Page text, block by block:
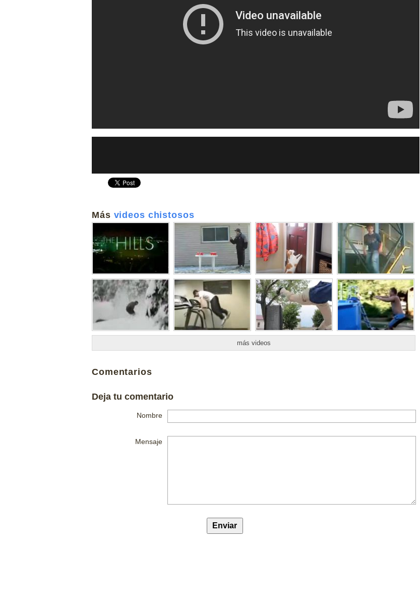
Más videos chistosos
más videos
Comentarios
Deja tu comentario
Nombre
Mensaje